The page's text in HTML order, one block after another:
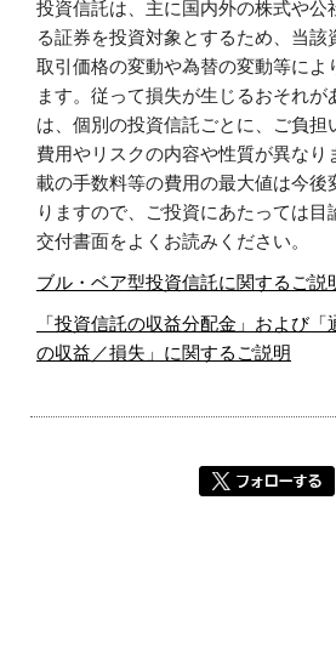
投資信託は、主に国内外の株式や公
る証券を投資対象とするため、当該
取引価格の変動や為替の変動等によ
ます。従って損失が生じるおそれが
は、個別の投資信託ごとに、ご負担
費用やリスクの内容や性質が異なり
載の手数料等の費用の最大値は今後
りますので、ご投資にあたっては目
交付書面をよくお読みください。
ブル・ベア型投資信託に関するご説
「投資信託の収益分配金」および
の収益／損失」に関するご説明